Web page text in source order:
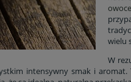
30 g bez
źródło
regularna:18,50 zł
owoce
wielu
W
intensywny smak i